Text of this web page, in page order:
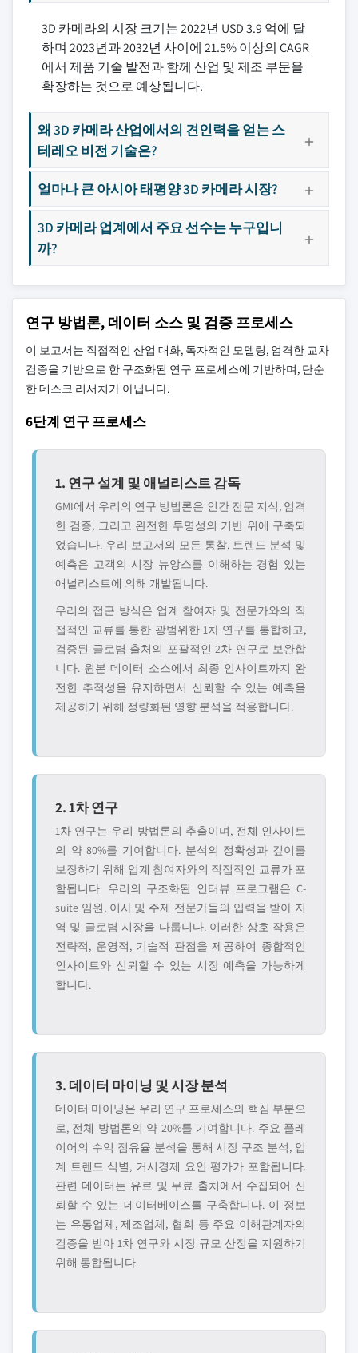
3D 카메라의 시장 크기는 2022년 USD 3.9 억에 달
하며 2023년과 2032년 사이에 21.5% 이상의 CAGR
에서 제품 기술 발전과 함께 산업 및 제조 부문을
확장하는 것으로 예상됩니다.
왜 3D 카메라 산업에서의 견인력을 얻는 스
테레오 비전 기술은?
얼마나 큰 아시아 태평양 3D 카메라 시장?
3D 카메라 업계에서 주요 선수는 누구입니
까?
연구 방법론, 데이터 소스 및 검증 프로세스
이 보고서는 직접적인 산업 대화, 독자적인 모델링, 엄격한 교차
검증을 기반으로 한 구조화된 연구 프로세스에 기반하며, 단순
한 데스크 리서치가 아닙니다.
6단계 연구 프로세스
1. 연구 설계 및 애널리스트 감독
GMI에서 우리의 연구 방법론은 인간 전문 지식, 엄격
한 검증, 그리고 완전한 투명성의 기반 위에 구축되
었습니다. 우리 보고서의 모든 통찰, 트렌드 분석 및
예측은 고객의 시장 뉴앙스를 이해하는 경험 있는
애널리스트에 의해 개발됩니다.
우리의 접근 방식은 업계 참여자 및 전문가와의 직
접적인 교류를 통한 광범위한 1차 연구를 통합하고,
검증된 글로볌 출처의 포괄적인 2차 연구로 보완합
니다. 원본 데이터 소스에서 최종 인사이트까지 완
전한 추적성을 유지하면서 신뢰할 수 있는 예측을
제공하기 위해 정량화된 영향 분석을 적용합니다.
2. 1차 연구
1차 연구는 우리 방법론의 추출이며, 전체 인사이트
의 약 80%를 기여합니다. 분석의 정확성과 깊이를
보장하기 위해 업계 참여자와의 직접적인 교류가 포
함됩니다. 우리의 구조화된 인터뷰 프로그램은 C-
suite 임원, 이사 및 주제 전문가들의 입력을 받아 지
역 및 글로볌 시장을 다룹니다. 이러한 상호 작용은
전략적, 운영적, 기술적 관점을 제공하여 종합적인
인사이트와 신뢰할 수 있는 시장 예측을 가능하게
합니다.
3. 데이터 마이닝 및 시장 분석
데이터 마이닝은 우리 연구 프로세스의 핵심 부분으
로, 전체 방법론의 약 20%를 기여합니다. 주요 플레
이어의 수익 점유율 분석을 통해 시장 구조 분석, 업
계 트렌드 식별, 거시경제 요인 평가가 포함됩니다.
관련 데이터는 유료 및 무료 출처에서 수집되어 신
뢰할 수 있는 데이터베이스를 구축합니다. 이 정보
는 유통업체, 제조업체, 협회 등 주요 이해관계자의
검증을 받아 1차 연구와 시장 규모 산정을 지원하기
위해 통합됩니다.